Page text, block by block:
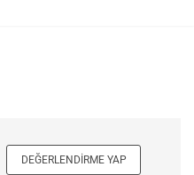
DEĞERLENDIRME YAP